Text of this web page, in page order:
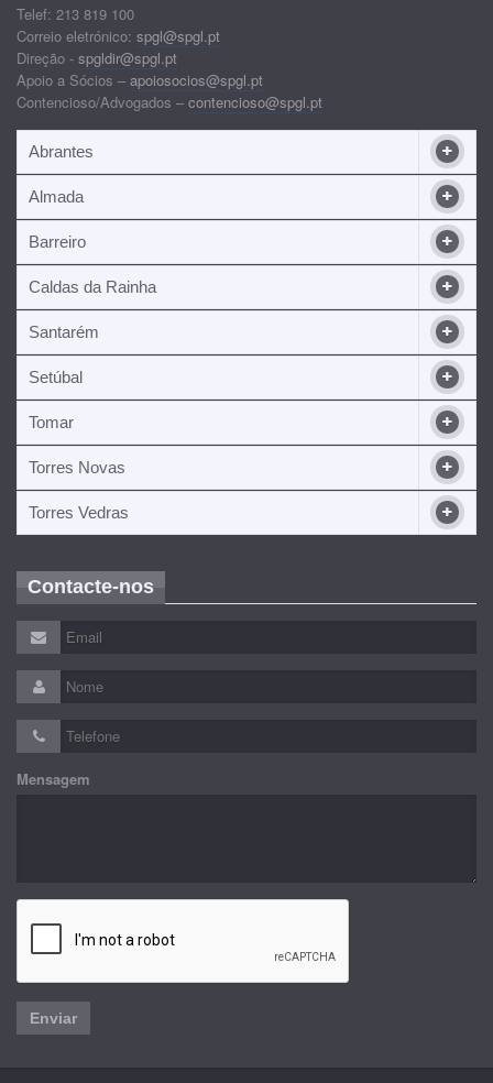
Telef: 213 819 100
Correio eletrónico: spgl@spgl.pt
Direção - spgldir@spgl.pt
Apoio a Sócios – apoiosocios@spgl.pt
Contencioso/Advogados – contencioso@spgl.pt
Abrantes
Almada
Barreiro
Caldas da Rainha
Santarém
Setúbal
Tomar
Torres Novas
Torres Vedras
Contacte-nos
Mensagem
Enviar